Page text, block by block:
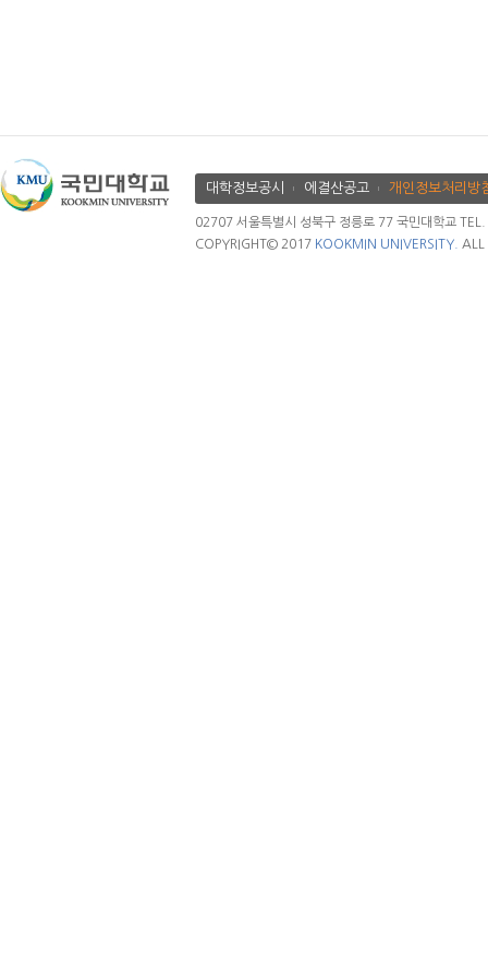
대학정보공시 에결산공고 개인정보처리방
02707 서울특별시 성북구 정릉로 77 국민대학교
COPYRIGHT© 2017 KOOKMIN UNIVERSITY. ALL